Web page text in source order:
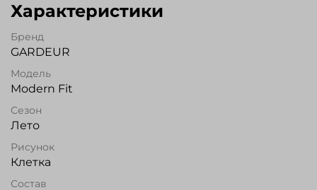
Характеристики
Бренд
GARDEUR
Модель
Modern Fit
Сезон
Лето
Рисунок
Клетка
Состав